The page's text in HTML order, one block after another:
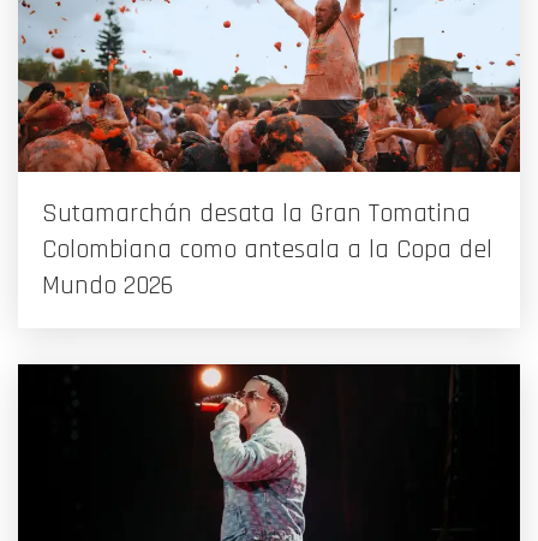
Sutamarchán desata la Gran Tomatina
Colombiana como antesala a la Copa del
Mundo 2026